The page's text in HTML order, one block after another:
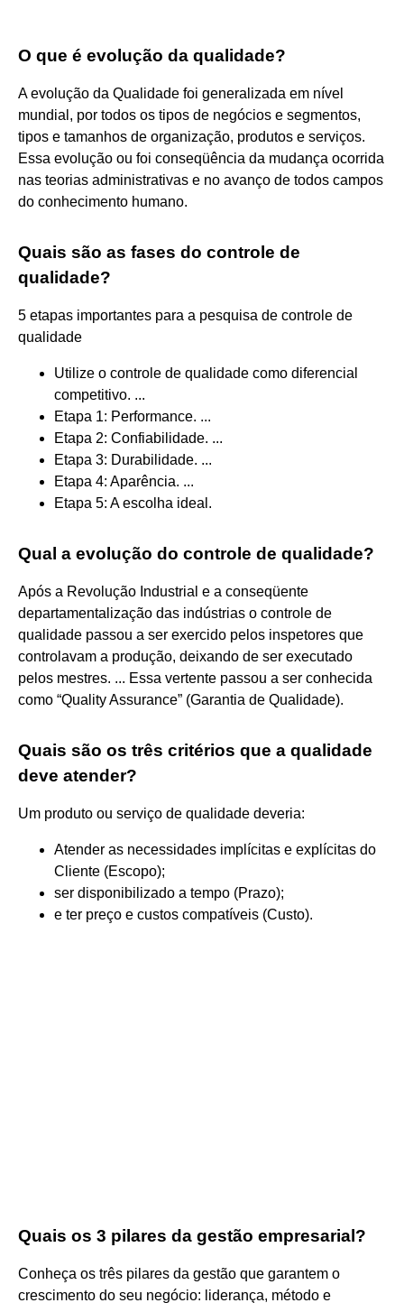
O que é evolução da qualidade?
A evolução da Qualidade foi generalizada em nível
mundial, por todos os tipos de negócios e segmentos,
tipos e tamanhos de organização, produtos e serviços.
Essa evolução ou foi conseqüência da mudança ocorrida
nas teorias administrativas e no avanço de todos campos
do conhecimento humano.
Quais são as fases do controle de
qualidade?
5 etapas importantes para a pesquisa de controle de
qualidade
Utilize o controle de qualidade como diferencial
competitivo. ...
Etapa 1: Performance. ...
Etapa 2: Confiabilidade. ...
Etapa 3: Durabilidade. ...
Etapa 4: Aparência. ...
Etapa 5: A escolha ideal.
Qual a evolução do controle de qualidade?
Após a Revolução Industrial e a conseqüente
departamentalização das indústrias o controle de
qualidade passou a ser exercido pelos inspetores que
controlavam a produção, deixando de ser executado
pelos mestres. ... Essa vertente passou a ser conhecida
como “Quality Assurance” (Garantia de Qualidade).
Quais são os três critérios que a qualidade
deve atender?
Um produto ou serviço de qualidade deveria:
Atender as necessidades implícitas e explícitas do
Cliente (Escopo);
ser disponibilizado a tempo (Prazo);
e ter preço e custos compatíveis (Custo).
Quais os 3 pilares da gestão empresarial?
Conheça os três pilares da gestão que garantem o
crescimento do seu negócio: liderança, método e